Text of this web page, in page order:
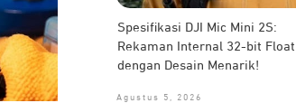
Spesifikasi DJI Mic Mini 2S:
Rekaman Internal 32-bit Float
dengan Desain Menarik!
Agustus 5, 2026